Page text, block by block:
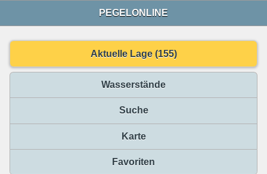
PEGELONLINE
Aktuelle Lage (155)
Wasserstände
Suche
Karte
Favoriten